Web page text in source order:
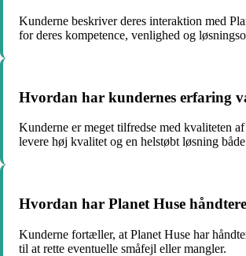
Kunderne beskriver deres interaktion med
for deres kompetence, venlighed og
Hvordan har kundernes erfaring
Kunderne er meget tilfredse med kvaliteten
levere høj kvalitet og en helstøbt løsning
Hvordan har Planet Huse
Kunderne fortæller, at Planet Huse har
til at rette eventuelle småfejl eller mangler.